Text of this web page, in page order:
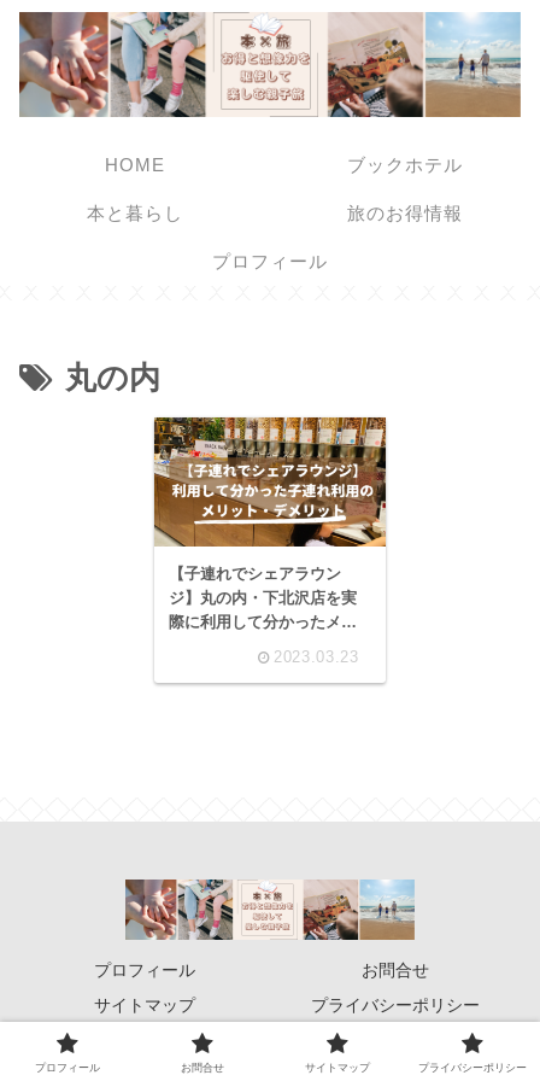
HOME ブックホテル
本と暮らし 旅のお得情報
プロフィール
丸の内
【子連れでシェアラウン
ジ】丸の内・下北沢店を実
際に利用して分かったメリ
ット・デメリット（子連れ
2023.03.23
プロフィール
お問合せ
サイトマップ
プライバシーポリシー
© 2022 旅×本！お得と想像力を駆使して楽しむ親子旅.
プロフィール お問合せ サイトマップ プライバシーポリシー